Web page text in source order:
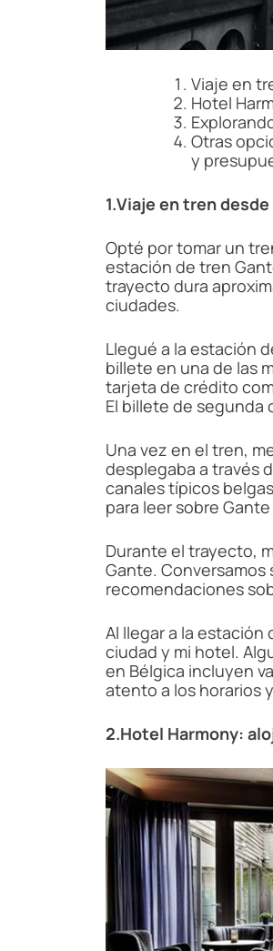
Viaje en
Hotel
Otras
y
1.Viaje en tren
Opté por tomar un
estación de tren
trayecto dura
ciudades.
Llegué a la estación
billete en una de las
tarjeta de crédito
El billete de segunda
Una vez en el tren,
desplegaba a través
canales típicos
para leer sobre
Durante el trayecto,
Gante. Conversamos
recomendaciones
Al llegar a la
ciudad y mi hotel.
en Bélgica incluyen
atento a los horarios
2.Hotel Harmony: